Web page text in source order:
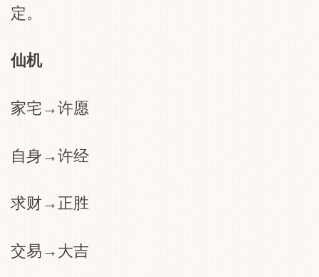
定。
仙机
家宅→许愿
自身→许经
求财→正胜
交易→大吉